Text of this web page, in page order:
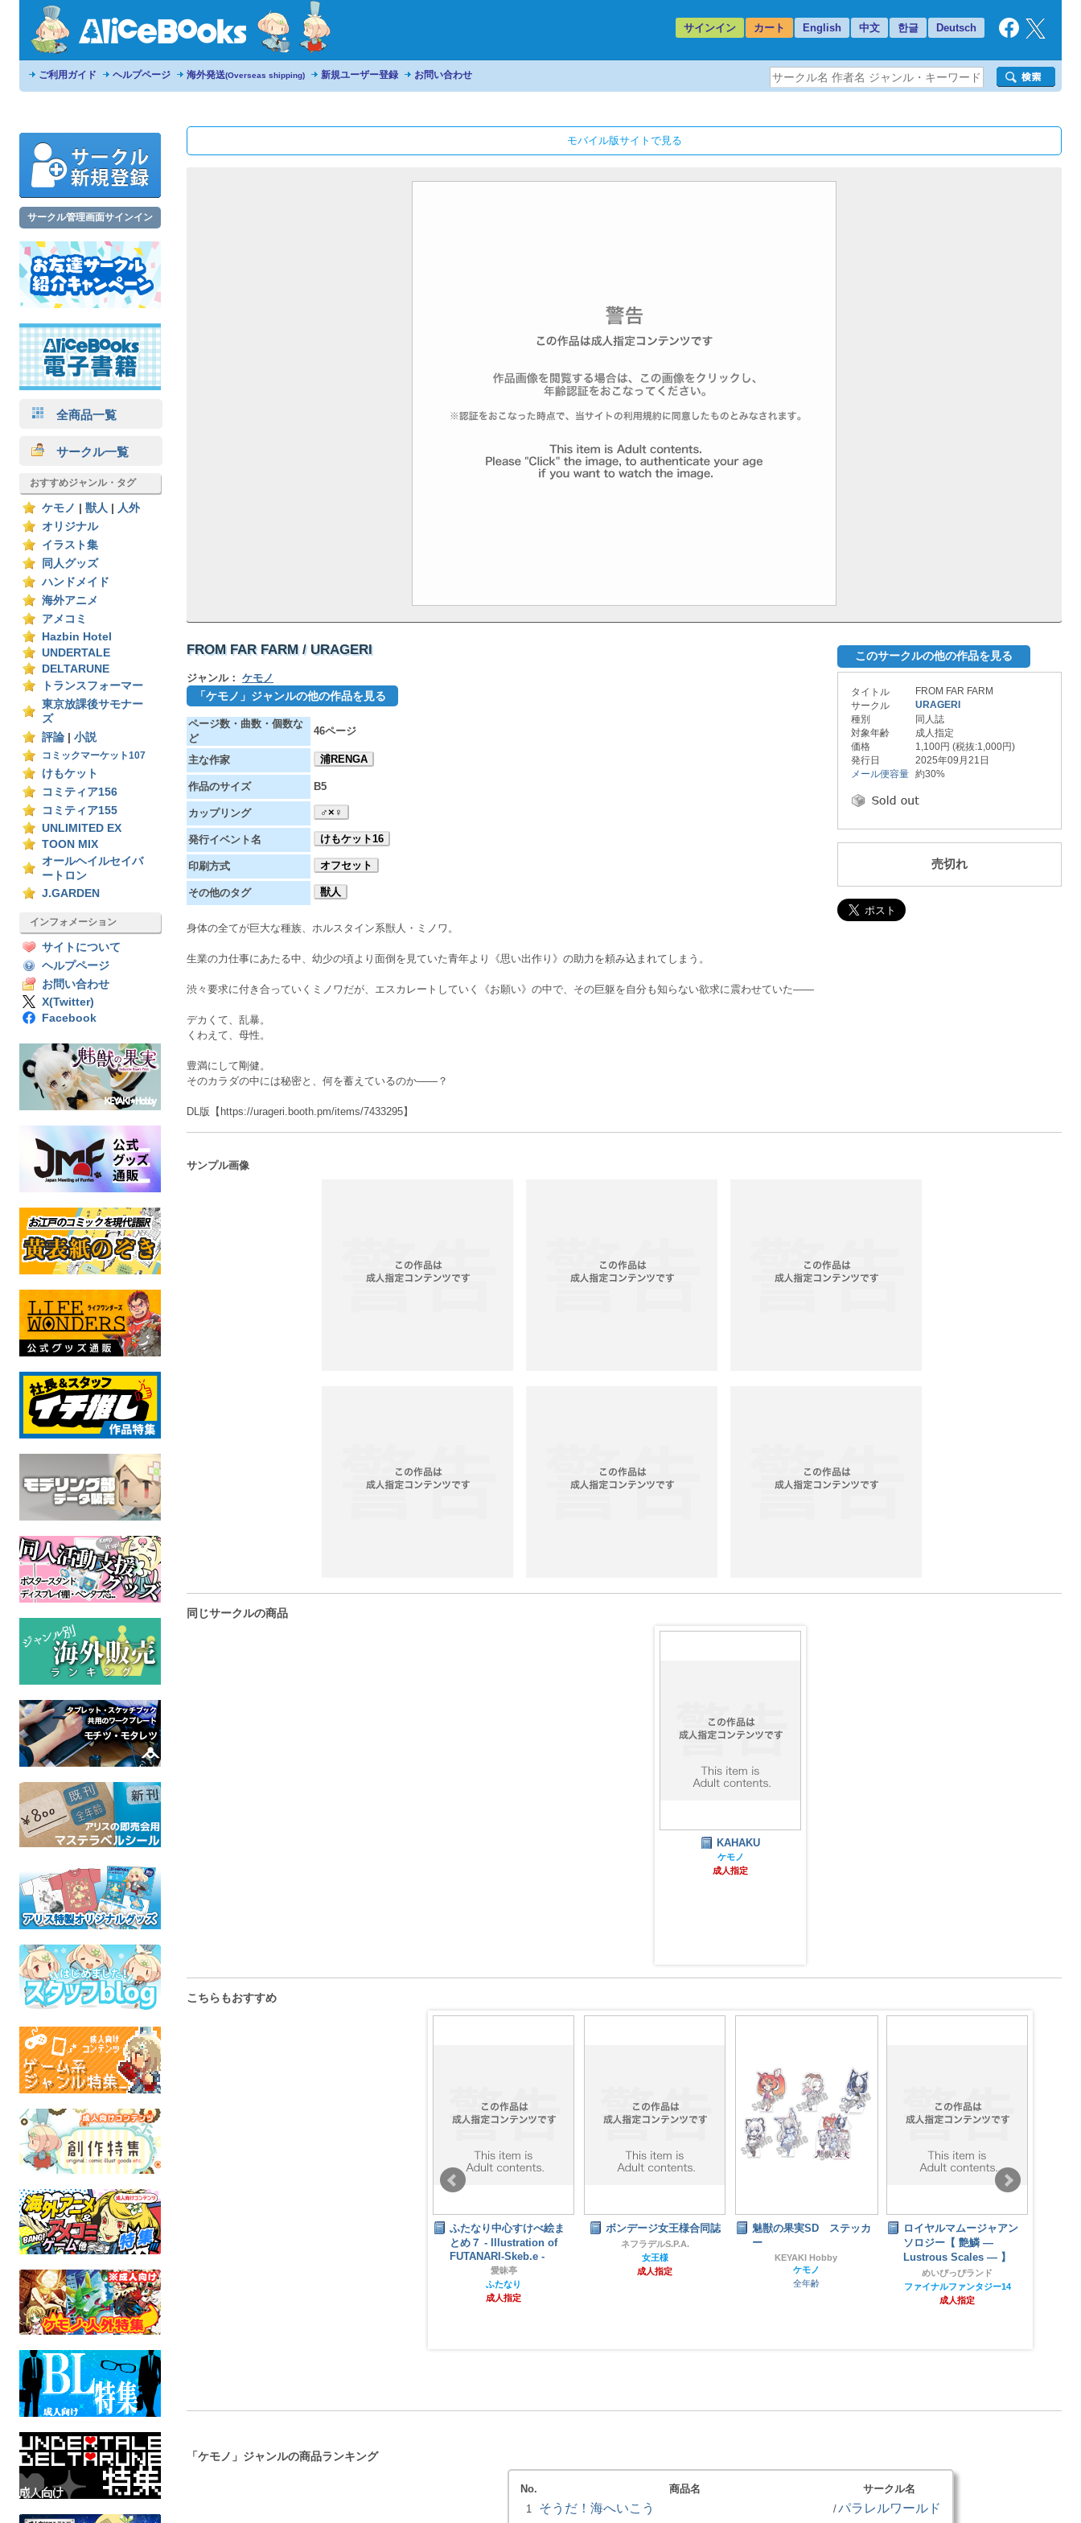
サインイン カート English 中文 한글 Deutsch
ご利用ガイド ヘルプページ 海外発送(Overseas shipping) 新規ユーザー登録 お問い合わせ
サークル管理画面サインイン
全商品一覧
サークル一覧
おすすめジャンル・タグ
ケモノ 獣人
人外
オリジナル
イラスト集
同人グッズ
ハンドメイド
海外アニメ
アメコミ
Hazbin Hotel
UNDERTALE
DELTARUNE
トランスフォーマー
東京放課後サモナー
ズ
評論
小説
コミックマーケット107
けもケット
コミティア156
コミティア155
UNLIMITED EX
TOON MIX
オールヘイルセイバ
ートロン
J.GARDEN
インフォメーション
サイトについて
ヘルプページ
お問い合わせ
X(Twitter)
Facebook
モバイル版サイトで見る
FROM FAR FARM / URAGERI
ジャンル： ケモノ
「ケモノ」ジャンルの他の作品を見る
ページ数・曲数・個数な
ど
46ページ
主な作家 浦RENGA
作品のサイズ B5
カップリング ♂×♀
発行イベント名 けもケット16
印刷方式 オフセット
その他のタグ 獣人
身体の全てが巨大な種族、ホルスタイン系獣人・ミノワ。
生業の力仕事にあたる中、幼少の頃より面倒を見ていた青年より《思い出作り》の助力を頼み込まれてしまう。
渋々要求に付き合っていくミノワだが、エスカレートしていく《お願い》の中で、その巨躯を自分も知らない欲求に震わせていた——
デカくて、乱暴。
くわえて、母性。
豊満にして剛健。
そのカラダの中には秘密と、何を蓄えているのか——？
DL版【https://urageri.booth.pm/items/7433295】
このサークルの他の作品を見る
タイトル
FROM FAR FARM
サークル
URAGERI
種別
同人誌
対象年齢
成人指定
価格
1,100円 (税抜:1,000円)
発行日
2025年09月21日
メール便容量 約30%
売切れ
サンプル画像
同じサークルの商品
KAHAKU
ケモノ
成人指定
こちらもおすすめ
スケモボンデージ女王
合同誌
ケモノ
成人指定
モトエナさん今回はウケ
でお願いします！！
ふたなり中心すけべ絵ま
とめ７ - Illustration of
FUTANARI-Skeb.e -
愛昧亭
ふたなり
成人指定
ボンデージ女王様合同誌
ネフラデルS.P.A.
女王様
成人指定
魅獣の果実SD ステッカ
ー
KEYAKI Hobby
ケモノ
全年齢
ロイヤルマムージャアン
ソロジー【 艶鱗 ―
Lustrous Scales ― 】
めいぴっぴランド
ファイナルファンタジー14
成人指定
「ケモノ」ジャンルの商品ランキング
No. 商品名
サークル名
1
そうだ！海へいこう /パラレルワールド